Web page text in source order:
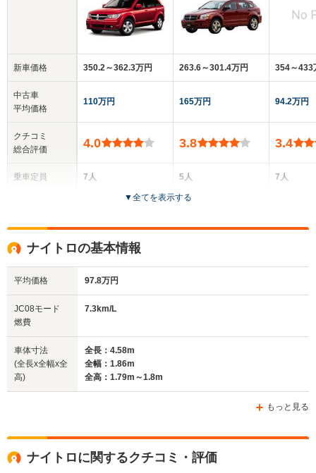
新車価格
中古車
平均価格
クチコミ
総合評価
乗車定員
サイズ
(全長x全幅x全高)
WLTCモード
350.2～362.3万円
110万円
4.0
7人
全高
1.72m
1.88m
263.6～301.4万円
165万円
3.8
5人
5ドア
354～433
94.2万円
3.4
7人
▼全てを表示する
ナイトロの基本情報
平均価格 97.8万円
JC08モード
燃費
7.3km/L
車体寸法
(全長x全幅x全
高)
全長：4.58m
全幅：1.86m
全高：1.79m～1.8m
もっと見る
ナイトロに関するクチコミ・評価